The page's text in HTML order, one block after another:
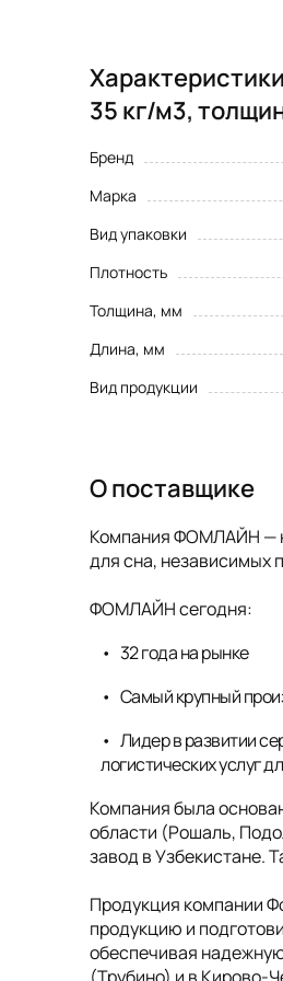
35 кг/м3,
Бренд
Марка
Вид упаковки
Плотность
Толщина, мм
Длина, мм
Вид продукции
О поставщике
Компания ФОМЛАЙН —
для сна, независимых
ФОМЛАЙН сегодня:
32 года на рынке
Самый крупный
Лидер в развитии
логистических услуг
Компания была
области (Рошаль,
завод в Узбекистане.
Продукция компании
продукцию и
обеспечивая